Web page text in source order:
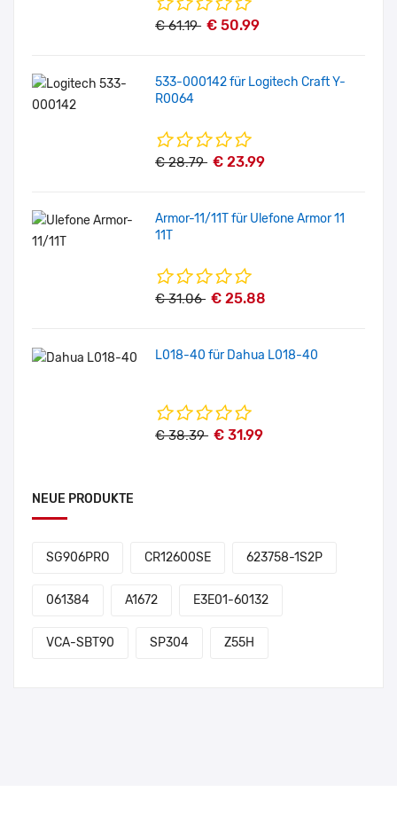
€ 61.19 € 50.99
533-000142 für Logitech Craft Y-
R0064
€ 28.79 € 23.99
Armor-11/11T für Ulefone Armor 11
11T
€ 31.06 € 25.88
L018-40 für Dahua L018-40
€ 38.39 € 31.99
NEUE PRODUKTE
SG906PRO CR12600SE 623758-1S2P
061384 A1672 E3E01-60132
VCA-SBT90 SP304 Z55H